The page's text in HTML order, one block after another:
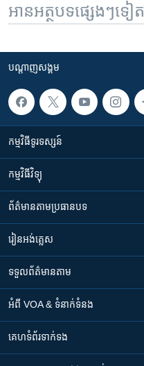
អានអត្ថបទផ្សេងៗទៀត
បណ្តាញ​សង្គម
កម្មវិធី​ទូរទស្សន៍
កម្មវិធី​វិទ្យុ
ព័ត៌មាន​តាមប្រធានបទ​
រៀន​​អង់គ្លេស
ទទួល​ព័ត៌មាន​តាម
អំពី​ VOA & ទំនាក់ទំនង
គេហទំព័រ​​ទាក់ទង